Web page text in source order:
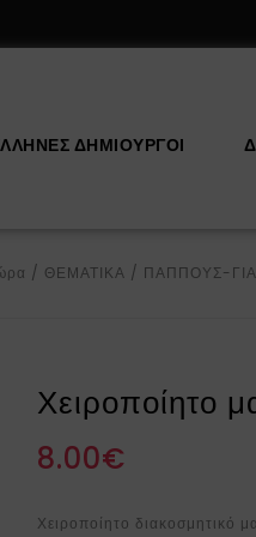
ΔΗΜΙΟΥΡΓΟΙ
/ ΘΕΜΑΤΙΚΑ / ΠΑΠΠΟΥΣ-
Χειροποίητο
8.00€
Χειροποίητο διακοσμητικό